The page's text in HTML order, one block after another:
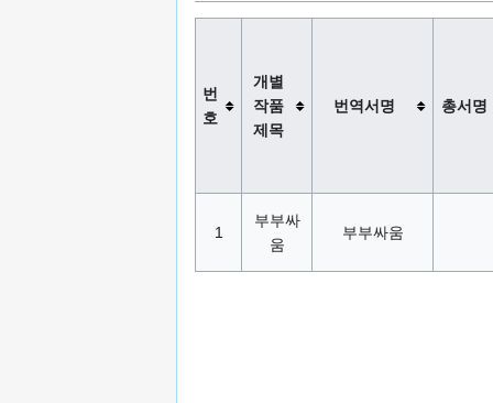
번
호
개별
작품
제목
번역서명 총서명
1
부부싸
움
부부싸움